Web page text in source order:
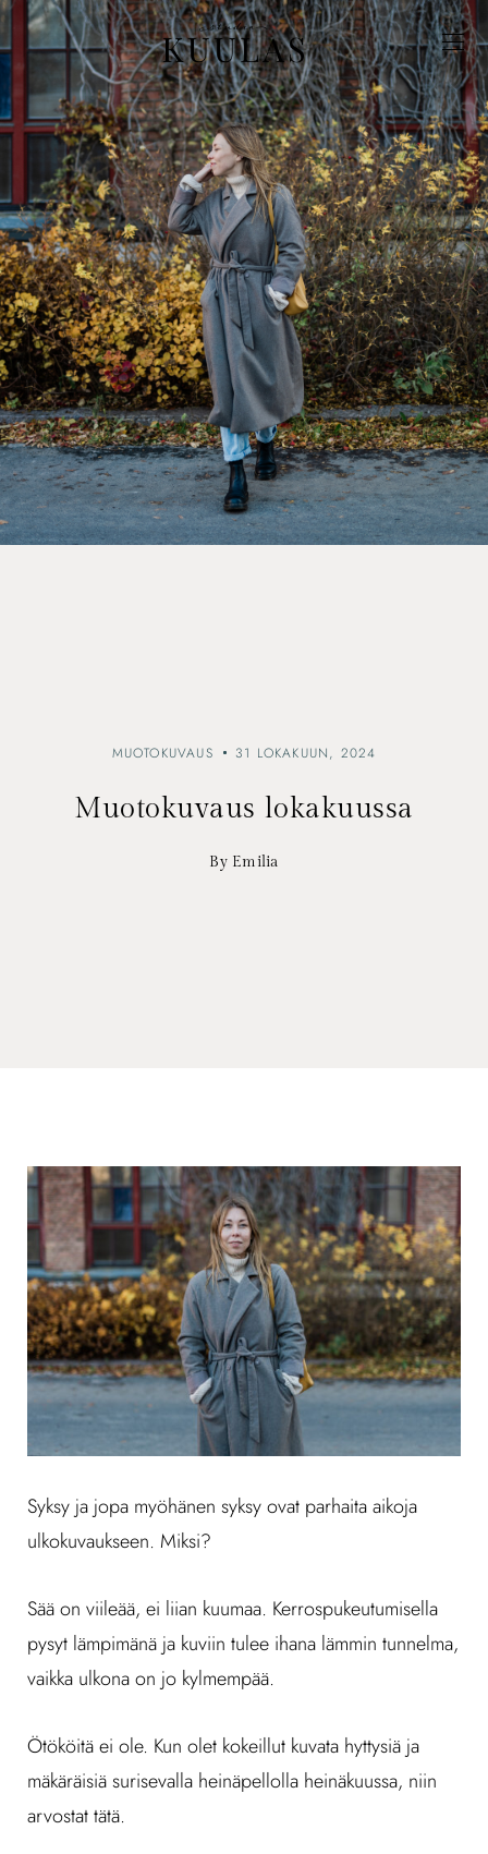
MUOTOKUVAUS 31 LOKAKUUN, 2024
Muotokuvaus lokakuussa
By Emilia
Syksy ja jopa myöhänen syksy ovat parhaita aikoja
ulkokuvaukseen. Miksi?
Sää on viileää, ei liian kuumaa. Kerrospukeutumisella
pysyt lämpimänä ja kuviin tulee ihana lämmin tunnelma,
vaikka ulkona on jo kylmempää.
Ötököitä ei ole. Kun olet kokeillut kuvata hyttysiä ja
mäkäräisiä surisevalla heinäpellolla heinäkuussa, niin
arvostat tätä.